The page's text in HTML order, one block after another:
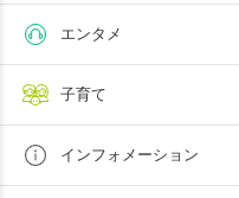
エンタメ
子育て
インフォメーション